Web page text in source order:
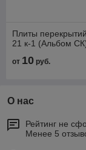
Плиты
21 к-1 (Альбом
от 10 руб.
О нас
Рейтинг не
Менее 5